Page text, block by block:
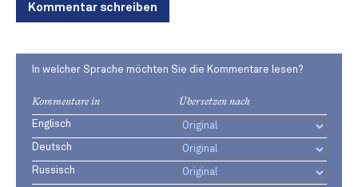
Kommentar schreiben
In welcher Sprache möchten Sie die Kommentare lesen?
Kommentare in Übersetzen nach
Englisch
Deutsch
Russisch